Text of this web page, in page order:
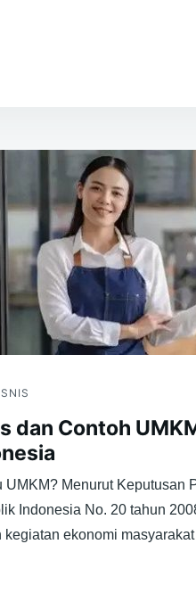
dan Contoh
UMKM? Menurut Keputusan
Indonesia No. 20 tahun
kegiatan ekonomi